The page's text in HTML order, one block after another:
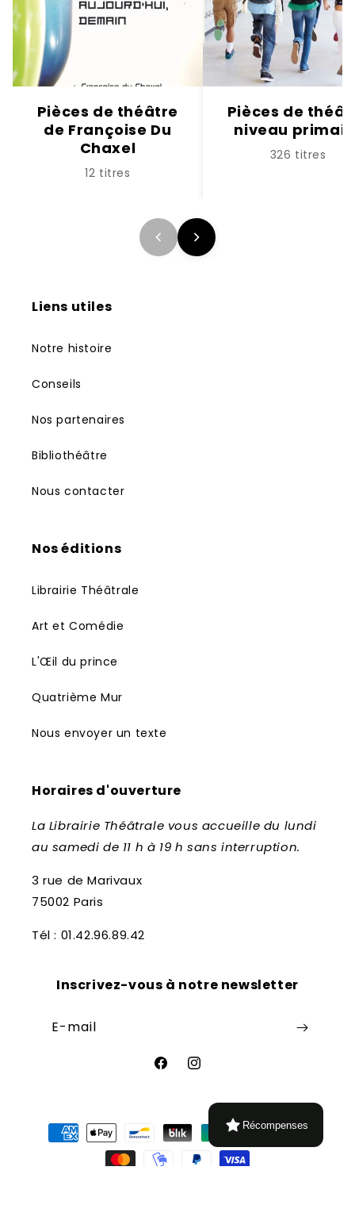
Pièces de théâtre
de Françoise Du
Chaxel
12 titres
Pièces de
niveau
326 titres
Liens utiles
Notre histoire
Conseils
Nos partenaires
Bibliothéâtre
Nous contacter
Nos éditions
Librairie Théâtrale
Art et Comédie
L'Œil du prince
Quatrième Mur
Nous envoyer un texte
Horaires d'ouverture
La Librairie Théâtrale vous accueille du lundi
au samedi de 11 h à 19 h sans interruption.
3 rue de Marivaux
75002 Paris
Tél : 01.42.96.89.42
Inscrivez-vous à notre newsletter
E-mail
FacebookInstagram
Moyens
Récompenses